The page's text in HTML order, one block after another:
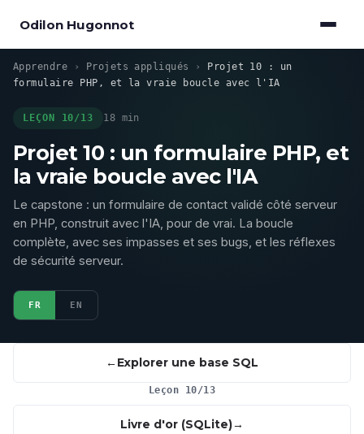
Odilon Hugonnot
Apprendre › Projets appliqués ›
Projet 10 : un
formulaire PHP, et la vraie boucle avec l'IA
LEÇON 10/13 18 min
Projet 10 : un formulaire PHP, et
la vraie boucle avec l'IA
Le capstone : un formulaire de contact validé côté serveur
en PHP, construit avec l'IA, pour de vrai. La boucle
complète, avec ses impasses et ses bugs, et les réflexes
de sécurité serveur.
FR EN
Explorer une base SQL
Leçon 10/13
Livre d'or (SQLite)